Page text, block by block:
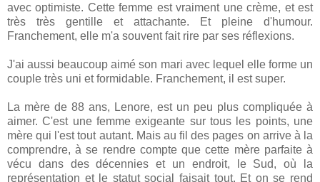
avec optimiste. Cette femme est vraiment une crème, et est
très très gentille et attachante. Et pleine d'humour.
Franchement, elle m'a souvent fait rire par ses réflexions.
J'ai aussi beaucoup aimé son mari avec lequel elle forme un
couple très uni et formidable. Franchement, il est super.
La mère de 88 ans, Lenore, est un peu plus compliquée à
aimer. C'est une femme exigeante sur tous les points, une
mère qui l'est tout autant. Mais au fil des pages on arrive à la
comprendre, à se rendre compte que cette mère parfaite à
vécu dans des décennies et un endroit, le Sud, où la
représentation et le statut social faisait tout. Et on se rend